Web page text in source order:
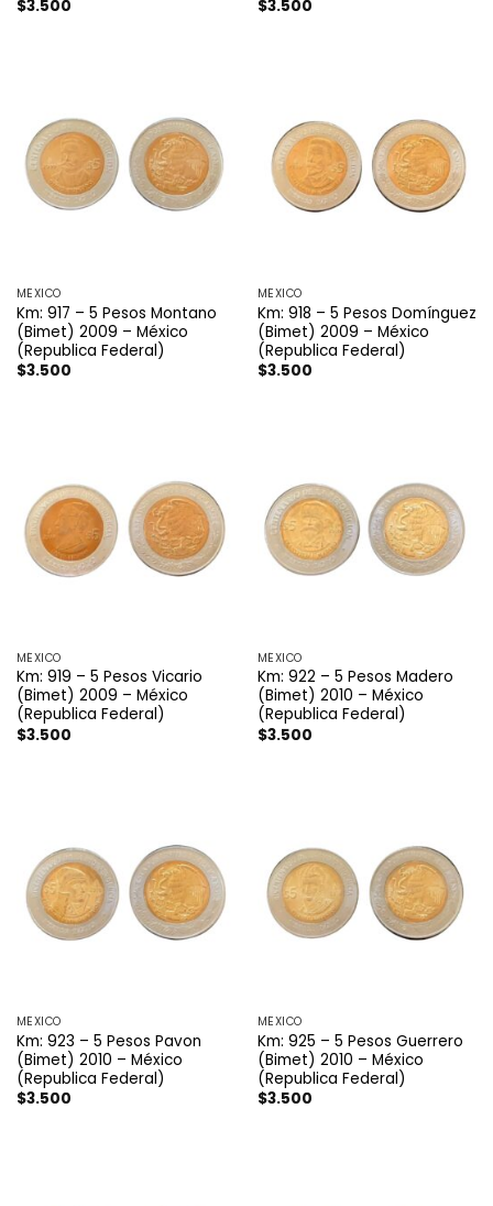
$3.500 $3.500
MÉXICO
Km: 917 – 5 Pesos Montano
(Bimet) 2009 – México
(Republica Federal)
$3.500
MÉXICO
Km: 918 – 5 Pesos Domínguez
(Bimet) 2009 – México
(Republica Federal)
$3.500
MÉXICO
Km: 919 – 5 Pesos Vicario
(Bimet) 2009 – México
(Republica Federal)
$3.500
MÉXICO
Km: 922 – 5 Pesos Madero
(Bimet) 2010 – México
(Republica Federal)
$3.500
MÉXICO
Km: 923 – 5 Pesos Pavon
(Bimet) 2010 – México
(Republica Federal)
$3.500
MÉXICO
Km: 925 – 5 Pesos Guerrero
(Bimet) 2010 – México
(Republica Federal)
$3.500